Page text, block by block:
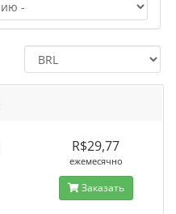
R$29,77
ежемесячно
Заказать